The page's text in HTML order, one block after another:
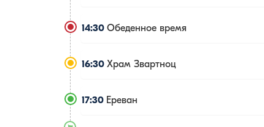
14:30 Обеденное время
16:30 Храм Звартноц
17:30 Ереван